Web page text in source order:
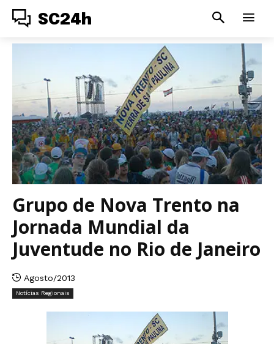
SC24h
Grupo de Nova Trento na
Jornada Mundial da
Juventude no Rio de Janeiro
Agosto/2013
Notícias Regionais